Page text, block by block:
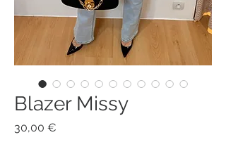
Blazer Missy
30,00 €